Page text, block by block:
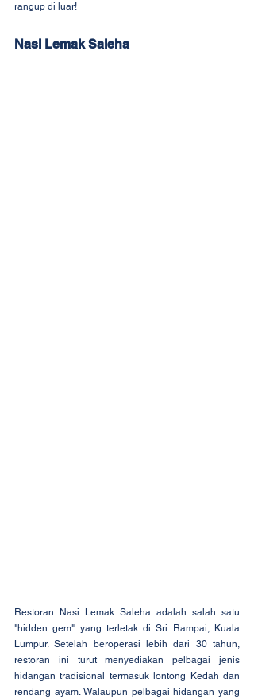
rangup di luar!
Nasi Lemak Saleha
Restoran Nasi Lemak Saleha adalah salah satu
"hidden gem" yang terletak di Sri Rampai, Kuala
Lumpur. Setelah beroperasi lebih dari 30 tahun,
restoran ini turut menyediakan pelbagai jenis
hidangan tradisional termasuk lontong Kedah dan
rendang ayam. Walaupun pelbagai hidangan yang